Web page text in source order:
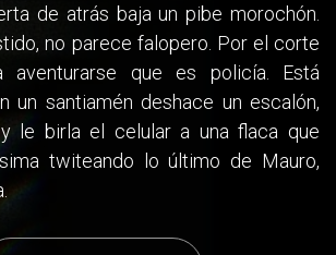
de atrás baja un pibe morochón.
no parece falopero. Por el corte
aventurarse que es policía. Está
un santiamén deshace un escalón,
le birla el celular a una flaca que
twiteando lo último de Mauro,